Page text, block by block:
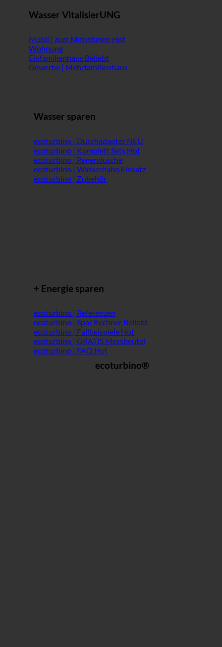
Wasser VitalisierUNG
Mobil | zum Mitnehmen
Wohnung
Einfamilienhaus
Gewerbe | Mehrfamilienhaus
Wasser sparen
ecoturbino | Duschadapter
ecoturbino | Komplett Sets
ecoturbino | Regendusche
ecoturbino | Wasserhahn Einsatz
ecoturbino | Zubehör
+ Energie sparen
ecoturbino | Referenzen
ecoturbino | Spar Rechner
ecoturbino | Fallbeispiele
ecoturbino | GRATIS Messbeutel
ecoturbino | FAQ
ecoturbino®